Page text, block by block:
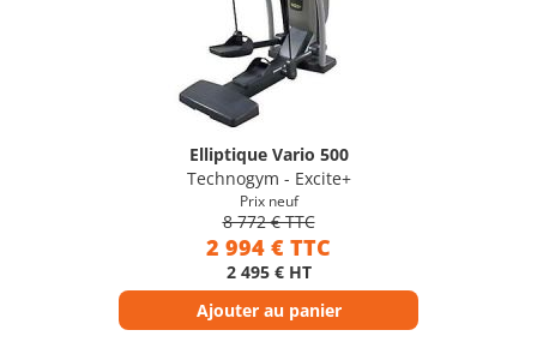
Elliptique Vario 500
Technogym - Excite+
Prix neuf
8 772 € TTC
2 994 € TTC
2 495 € HT
Ajouter au panier